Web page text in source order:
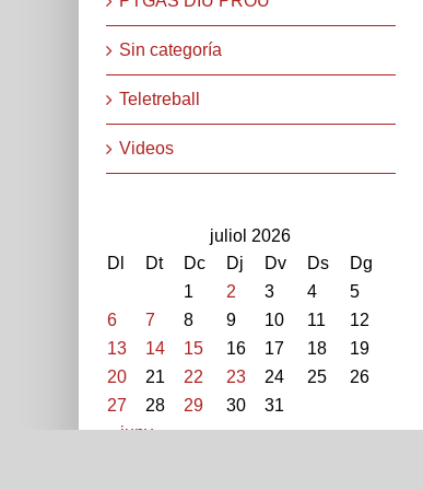
Sin categoría
Teletreball
Videos
juliol 2026
Dl
Dt Dc Dj Dv Ds
Dg
1
2 3 4
5
6
7 8 9 10 11
12
13
14 15 16 17 18
19
20
21 22 23 24 25
26
27
28 29 30
31
« juny
STEPV-Iv Universitat Politècnica de